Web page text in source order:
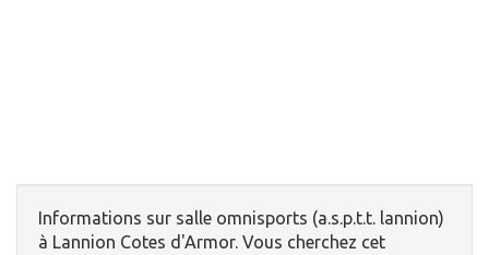
Informations sur salle omnisports (a.s.p.t.t. lannion)
à Lannion Cotes d'Armor. Vous cherchez cet